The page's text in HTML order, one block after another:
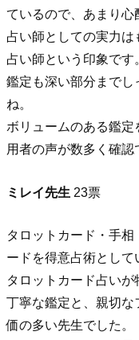
ているので、あまり心
占い師としての実力
占い師という印象です
鑑定も深い部分まで
ね。
ボリュームのある鑑定
用者の声が数多く確認
ミレイ先生 23票
タロットカード・手
ードを得意占術として
タロットカード占いが
丁寧な鑑定と、親切
価の多い先生でした。